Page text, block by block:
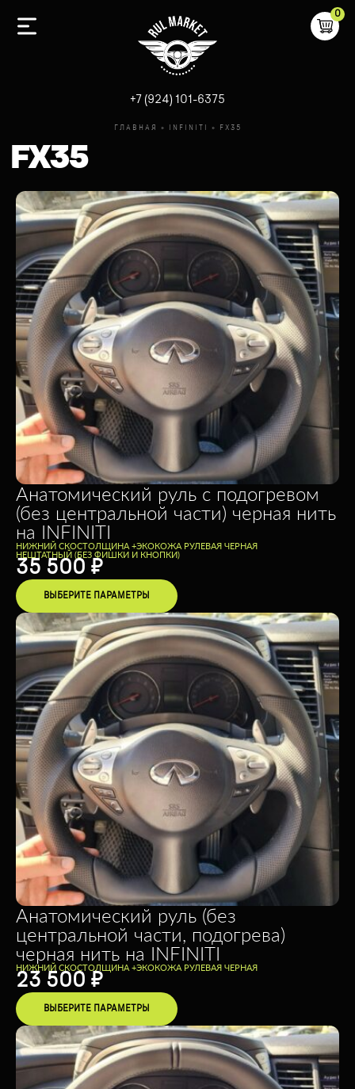
+7 (924) 101-6375
0
ГЛАВНАЯ » INFINITI » FX35
FX35
Анатомический руль с подогревом
(без центральной части) черная нить
на INFINITI
НИЖНИЙ СКОСТОЛЩИНА +ЭКОКОЖА РУЛЕВАЯ ЧЕРНАЯ
НЕШТАТНЫЙ (БЕЗ ФИШКИ И КНОПКИ)
35 500 ₽
ВЫБЕРИТЕ ПАРАМЕТРЫ
Анатомический руль (без
центральной части, подогрева)
черная нить на INFINITI
НИЖНИЙ СКОСТОЛЩИНА +ЭКОКОЖА РУЛЕВАЯ ЧЕРНАЯ
23 500 ₽
ВЫБЕРИТЕ ПАРАМЕТРЫ